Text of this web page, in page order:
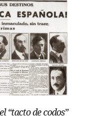
“tacto de codos”